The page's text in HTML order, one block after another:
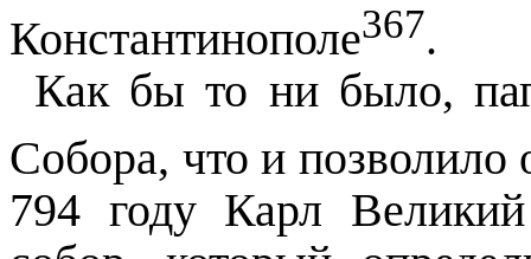
Константинополе367.
Как бы то ни было,
Собора, что и позволило
794 году Карл